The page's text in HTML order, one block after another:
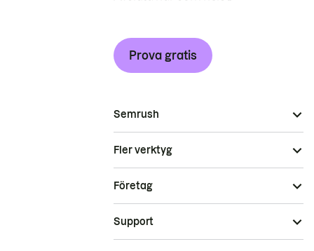
Prova gratis
Semrush
Fler verktyg
Företag
Support